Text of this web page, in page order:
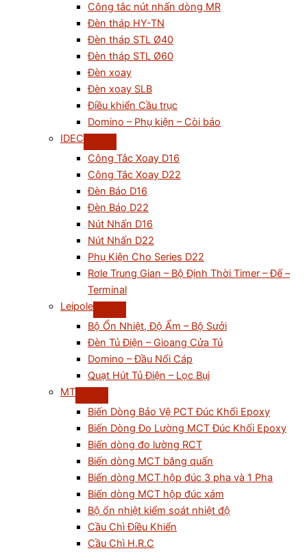
Công tắc nút nhấn dòng MR
Đèn tháp HY-TN
Đèn tháp STL Ø40
Đèn tháp STL Ø60
Đèn xoay
Đèn xoay SLB
Điều khiển Cầu trục
Domino – Phụ kiện – Còi báo
IDEC
Công Tắc Xoay D16
Công Tắc Xoay D22
Đèn Báo D16
Đèn Báo D22
Nút Nhấn D16
Nút Nhấn D22
Phụ Kiện Cho Series D22
Rơle Trung Gian – Bộ Định Thời Timer – Đế –
Terminal
Leipole
Bộ Ổn Nhiệt, Độ Ẩm – Bộ Sưởi
Đèn Tủ Điện – Gioang Cửa Tủ
Domino – Đầu Nối Cáp
Quạt Hút Tủ Điện – Lọc Bụi
MT
Biến Dòng Bảo Vệ PCT Đúc Khối Epoxy
Biến Dòng Đo Lường MCT Đúc Khối Epoxy
Biến dòng đo lường RCT
Biến dòng MCT băng quấn
Biến dòng MCT hộp đúc 3 pha và 1 Pha
Biến dòng MCT hộp đúc xám
Bộ ổn nhiệt kiểm soát nhiệt độ
Cầu Chì Điều Khiển
Cầu Chì H.R.C